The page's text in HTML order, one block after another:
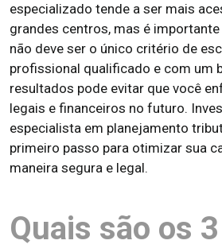
especializado tende a ser mais
grandes centros, mas é
não deve ser o único critério de
profissional qualificado e com um
resultados pode evitar que você
legais e financeiros no futuro.
especialista em planejamento
primeiro passo para otimizar sua
maneira segura e legal.
Quais são os